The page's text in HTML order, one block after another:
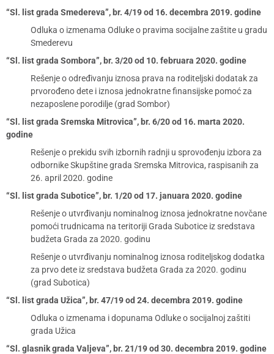
“Sl. list grada Smedereva”, br. 4/19 od 16. decembra 2019. godine
Odluka o izmenama Odluke o pravima socijalne zaštite u gradu
Smederevu
“Sl. list grada Sombora”, br. 3/20 od 10. februara 2020. godine
Rešenje o određivanju iznosa prava na roditeljski dodatak za
prvorođeno dete i iznosa jednokratne finansijske pomoć za
nezaposlene porodilje (grad Sombor)
“Sl. list grada Sremska Mitrovica”, br. 6/20 od 16. marta 2020.
godine
Rešenje o prekidu svih izbornih radnji u sprovođenju izbora za
odbornike Skupštine grada Sremska Mitrovica, raspisanih za
26. april 2020. godine
“Sl. list grada Subotice”, br. 1/20 od 17. januara 2020. godine
Rešenje o utvrđivanju nominalnog iznosa jednokratne novčane
pomoći trudnicama na teritoriji Grada Subotice iz sredstava
budžeta Grada za 2020. godinu
Rešenje o utvrđivanju nominalnog iznosa roditeljskog dodatka
za prvo dete iz sredstava budžeta Grada za 2020. godinu
(grad Subotica)
“Sl. list grada Užica”, br. 47/19 od 24. decembra 2019. godine
Odluka o izmenama i dopunama Odluke o socijalnoj zaštiti
grada Užica
“Sl. glasnik grada Valjeva”, br. 21/19 od 30. decembra 2019. godine